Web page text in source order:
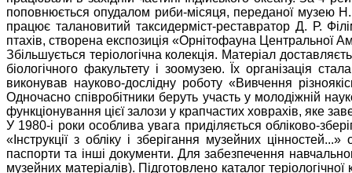
поповнюється опудалом риби-місяця, переданої музею
працює талановитий таксидерміст-реставратор Д. Р.
птахів, створена експозиція «Орнітофауна Центральної
Збільшується теріологічна колекція. Матеріал
біологічного факультету і зоомузею. Їх організація
виконував науково-дослідну роботу «Вивчення
Одночасно співробітники беруть участь у молодіжній
функціонування цієї залози у крапчастих ховрахів, яке
У 1980-і роки особлива увага приділяється обліково-
«Інструкції з обліку і зберігання музейних
паспорти та інші документи. Для забезпечення
музейних матеріалів). Підготовлено каталог